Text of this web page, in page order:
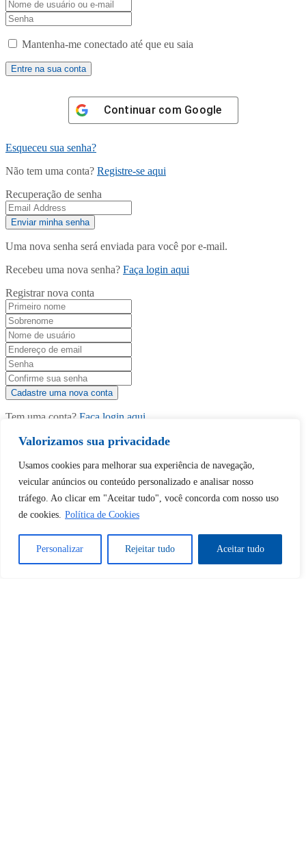
Valorizamos sua privacidade
Usamos cookies para melhorar sua experiência de navegação,
veicular anúncios ou conteúdo personalizado e analisar nosso
tráfego. Ao clicar em "Aceitar tudo", você concorda com nosso uso
de cookies. Política de Cookies
Personalizar Rejeitar tudo Aceitar tudo
Mantenha-me conectado até que eu saia
Continuar com Google
Esqueceu sua senha?
Não tem uma conta? Registre-se aqui
Recuperação de senha
Uma nova senha será enviada para você por e-mail.
Recebeu uma nova senha? Faça login aqui
Registrar nova conta
Tem uma conta? Faça login aqui
Continuar comGoogle
Tem certeza de que deseja